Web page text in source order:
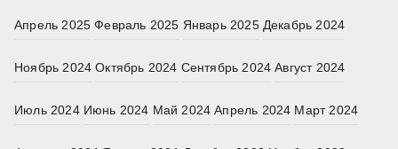
Апрель 2025 Февраль 2025 Январь 2025 Декабрь 2024
Ноябрь 2024 Октябрь 2024 Сентябрь 2024 Август 2024
Июль 2024 Июнь 2024 Май 2024 Апрель 2024 Март 2024